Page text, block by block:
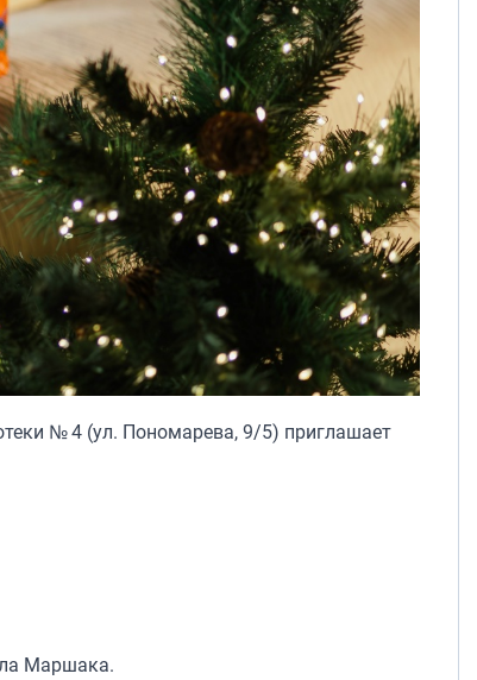
№ 4 (ул. Пономарева, 9/5) приглашает
Маршака.